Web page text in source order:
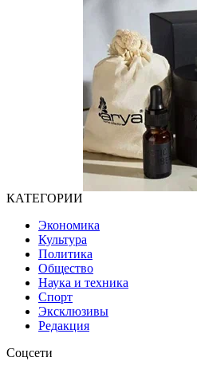
КАТЕГОРИИ
Экономика
Культура
Политика
Общество
Наука и техника
Спорт
Эксклюзивы
Редакция
Соцсети